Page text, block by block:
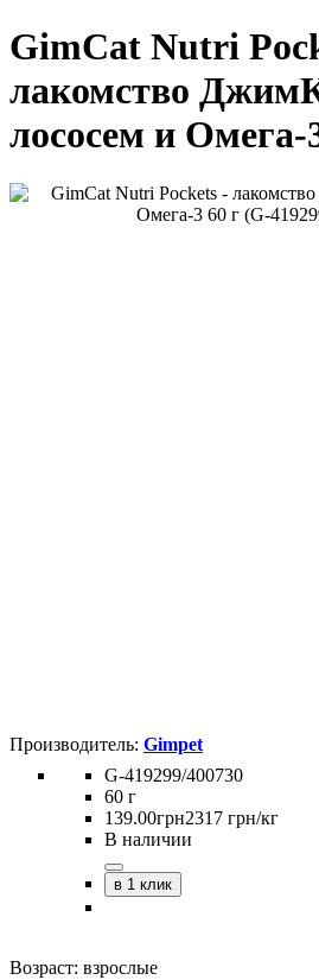
GimCat Nutri
лакомство
лососем и Омега-
Gimpet
G-419299/400730
60 г
139.00грн2317 грн/кг
В наличии
в 1 клик
Возраст: взрослые